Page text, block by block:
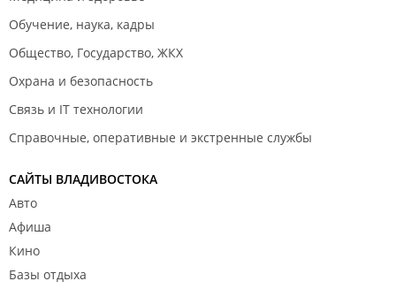
Обучение, наука, кадры
Общество, Государство, ЖКХ
Охрана и безопасность
Связь и IT технологии
Справочные, оперативные и экстренные службы
САЙТЫ ВЛАДИВОСТОКА
Авто
Афиша
Кино
Базы отдыха